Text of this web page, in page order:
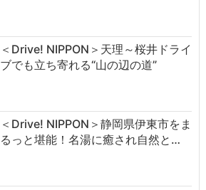
＜Drive! NIPPON＞天理～桜井ドライ
ブでも立ち寄れる“山の辺の道”
＜Drive! NIPPON＞静岡県伊東市をま
るっと堪能！名湯に癒され自然と…